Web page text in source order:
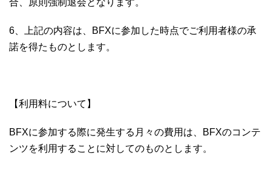
6、上記の内容は、BFXに参加した時点でご利用者様の承
諾を得たものとします。
【利用料について】
BFXに参加する際に発生する月々の費用は、BFXのコンテ
ンツを利用することに対してのものとします。